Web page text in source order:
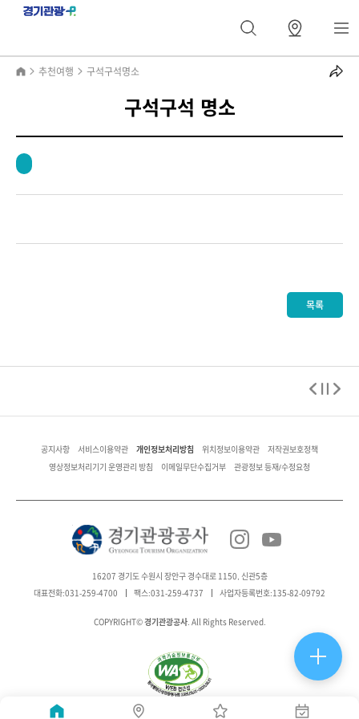
추천여행 구석구석명소
구석구석 명소
목록
공지사항 서비스이용약관 개인정보처리방침 위치정보이용약관 저작권보호정책
영상정보처리기기 운영관리 방침 이메일무단수집거부 관광정보 등재/수정요청
16207 경기도 수원시 장안구 경수대로 1150, 신관5층
대표전화:031-259-4700 팩스:031-259-4737 사업자등록번호:135-82-09792
COPYRIGHT© 경기관광공사. All Rights Reserved.